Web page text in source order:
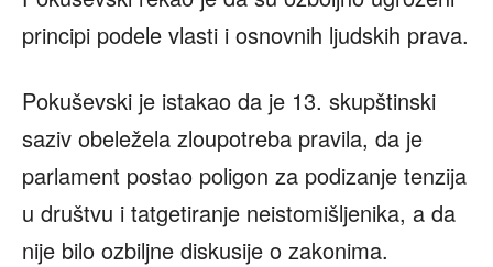
principi podele vlasti i osnovnih ljudskih prava.
Pokuševski je istakao da je 13. skupštinski
saziv obeležela zloupotreba pravila, da je
parlament postao poligon za podizanje tenzija
u društvu i tatgetiranje neistomišljenika, a da
nije bilo ozbiljne diskusije o zakonima.